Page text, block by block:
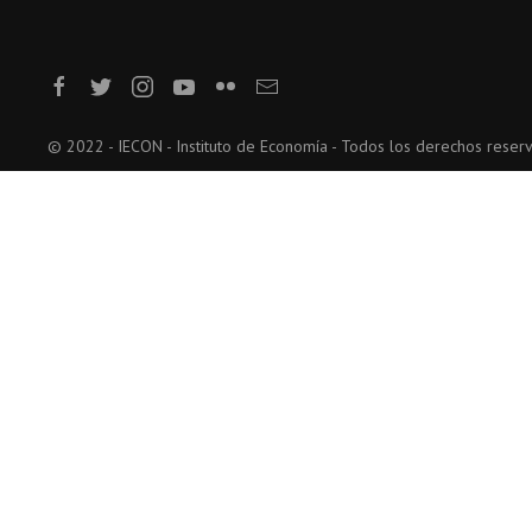
© 2022 - IECON - Instituto de Economía - Todos los derechos